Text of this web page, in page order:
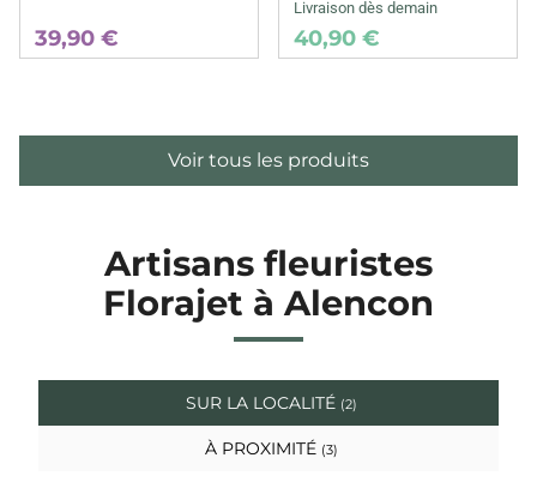
39,90 €
Livraison dès demain
40,90 €
Voir tous les produits
Artisans fleuristes
Florajet à Alencon
SUR LA LOCALITÉ (2)
À PROXIMITÉ (3)